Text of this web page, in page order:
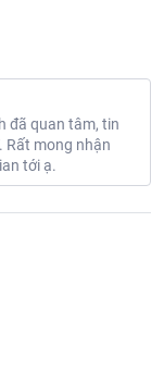
đã quan tâm, tin
Rất mong nhận
tới ạ.